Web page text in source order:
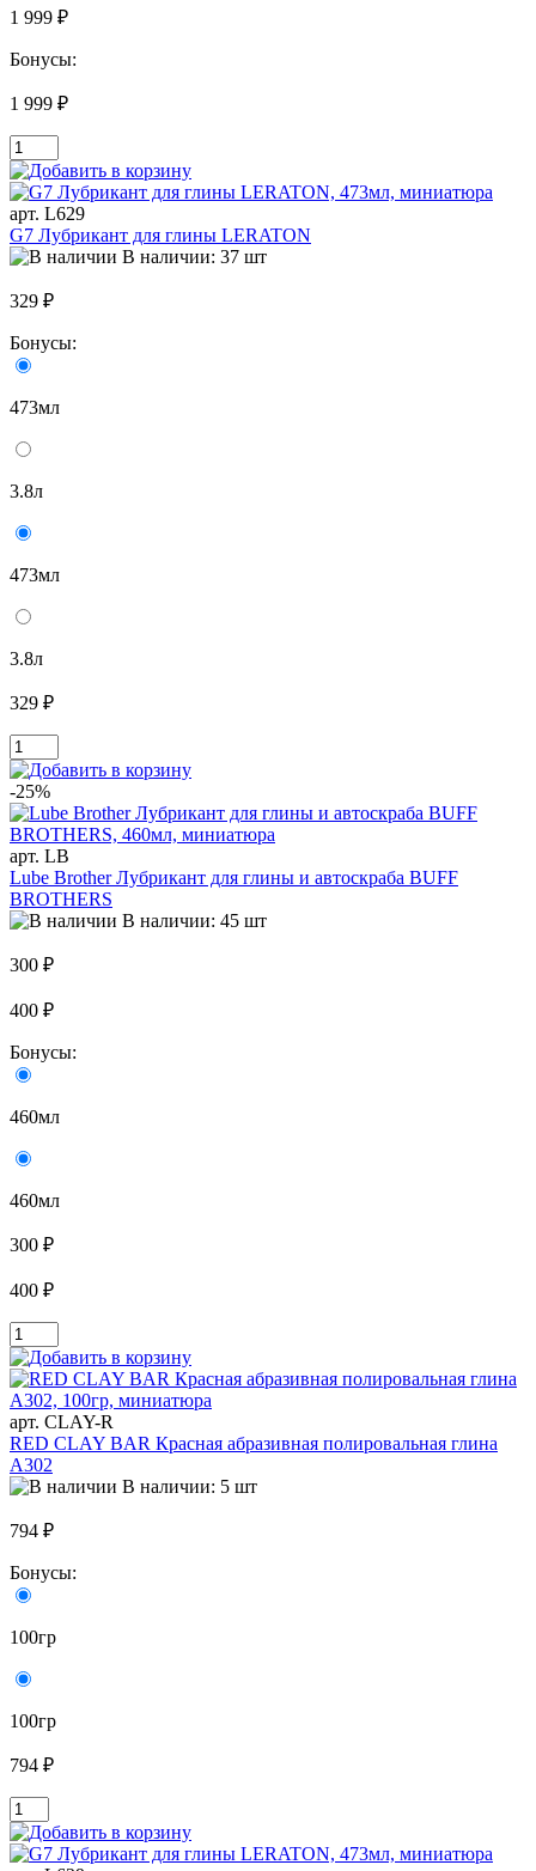
1 999 ₽
Бонусы:
1 999 ₽
арт. L629
G7 Лубрикант для глины LERATON
В наличии: 37 шт
329 ₽
Бонусы:
473мл
3.8л
473мл
3.8л
329 ₽
-25%
арт. LB
Lube Brother Лубрикант для глины и автоскраба BUFF
BROTHERS
В наличии: 45 шт
300 ₽
400 ₽
Бонусы:
460мл
460мл
300 ₽
400 ₽
арт. CLAY-R
RED CLAY BAR Красная абразивная полировальная глина
A302
В наличии: 5 шт
794 ₽
Бонусы:
100гр
100гр
794 ₽